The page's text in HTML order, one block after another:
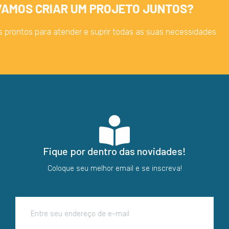
CRIAR UM PROJETO JUNTOS?
prontos para atender e suprir todas as suas necessidades.
Fique por dentro das novidades!
Coloque seu melhor email e se inscreva!